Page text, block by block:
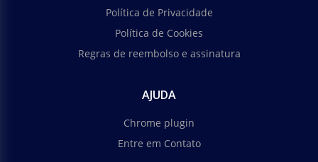
Política de Privacidade
Política de Cookies
Regras de reembolso e assinatura
AJUDA
Chrome plugin
Entre em Contato